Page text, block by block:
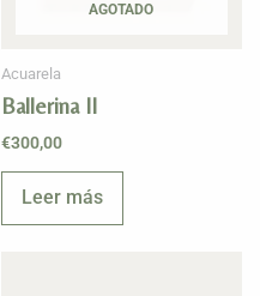
AGOTADO
Acuarela
Ballerina II
€300,00
Leer más